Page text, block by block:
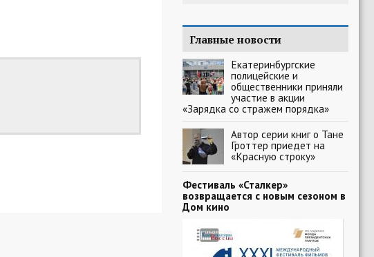
Главные новости
Екатеринбургские
полицейские и
общественники приняли
участие в акции
«Зарядка со стражем порядка»
Автор серии книг о Тане
Гроттер приедет на
«Красную строку»
Фестиваль «Сталкер»
возвращается с новым сезоном в
Дом кино